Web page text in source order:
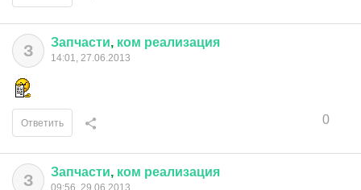
З Запчасти, ком реализация
14:01, 27.06.2013
0
Ответить
З Запчасти, ком реализация
09:56, 29.06.2013